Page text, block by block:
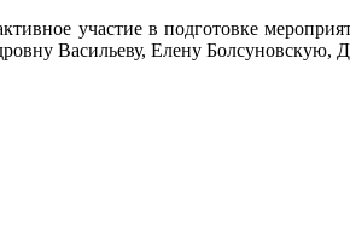
участие в подготовке
Васильеву, Елену